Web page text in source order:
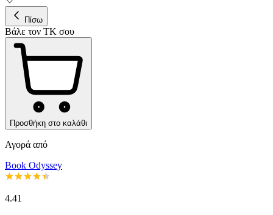
Πίσω
Βάλε τον ΤΚ σου
Προσθήκη στο καλάθι
Αγορά από
Book Odyssey
4.41